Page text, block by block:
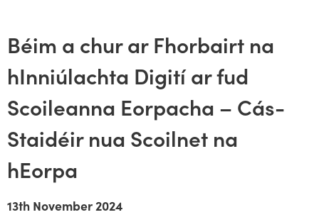
Béim a chur ar Fhorbairt na
hInniúlachta Digití ar fud
Scoileanna Eorpacha – Cás-
Staidéir nua Scoilnet na
hEorpa
13th November 2024